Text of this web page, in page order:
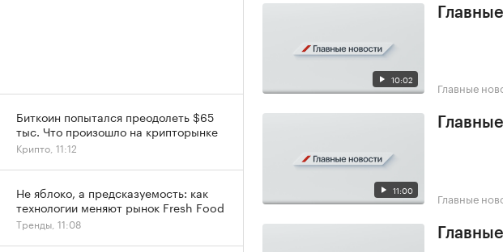
10:02 Главные
11:00 Главные
Биткоин попытался преодолеть $65
тыс. Что произошло на крипторынке
Крипто, 11:12
Не яблоко, а предсказуемость: как
технологии меняют рынок Fresh Food
Тренды, 11:08